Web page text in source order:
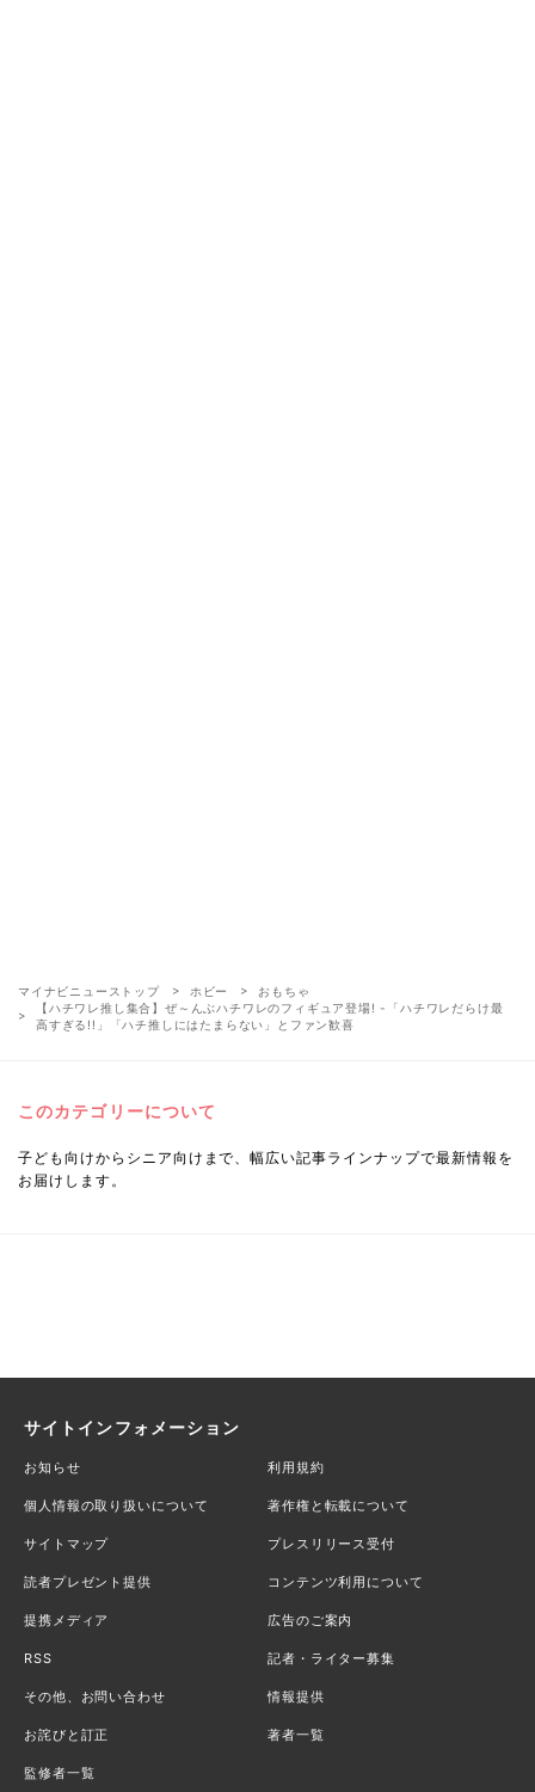
マイナビニューストップ ホビー
おもちゃ
【ハチワレ推し集合】ぜ～んぶハチワレのフィギュア登場! -「ハチワレだらけ最
高すぎる!!」「ハチ推しにはたまらない」とファン歓喜
このカテゴリーについて
子ども向けからシニア向けまで、幅広い記事ラインナップで最新情報を
お届けします。
サイトインフォメーション
お知らせ 利用規約
個人情報の取り扱いについて 著作権と転載について
サイトマップ プレスリリース受付
読者プレゼント提供 コンテンツ利用について
提携メディア 広告のご案内
RSS 記者・ライター募集
その他、お問い合わせ 情報提供
お詫びと訂正 著者一覧
監修者一覧